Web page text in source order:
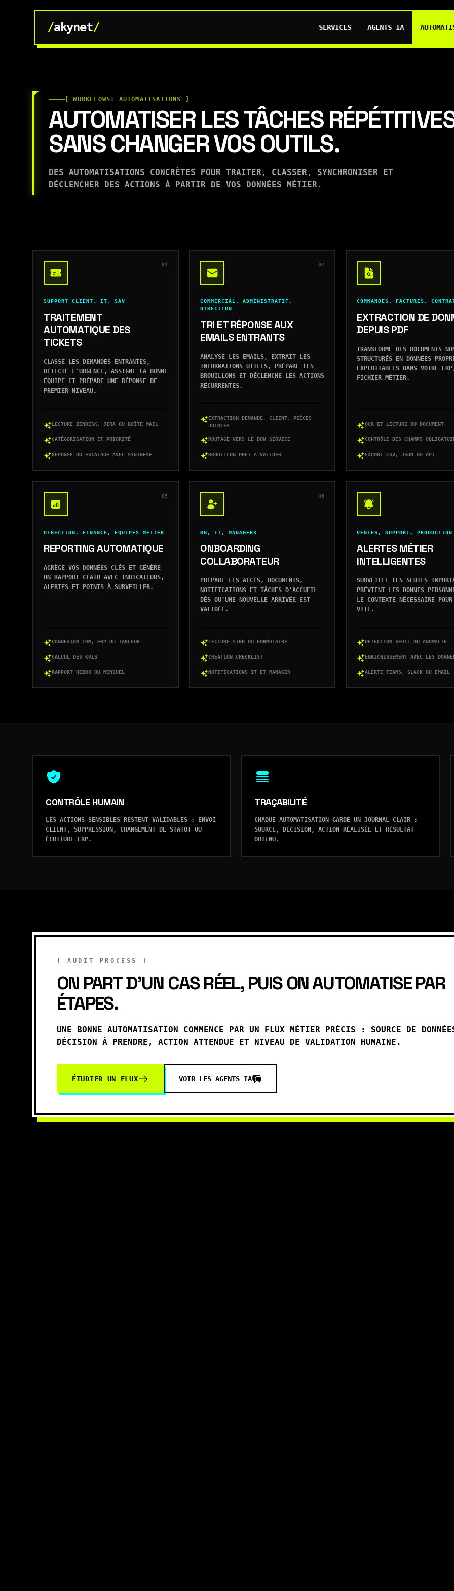
/akynet/ SERVICES AGENTS IA
[ WORKFLOWS: AUTOMATISATIONS ]
AUTOMATISER LES TÂCHES
SANS CHANGER VOS OUTILS.
DES AUTOMATISATIONS CONCRÈTES POUR TRAITER, CLASSER, SYNCHRONISER ET
DÉCLENCHER DES ACTIONS À PARTIR DE VOS DONNÉES MÉTIER.
01
SUPPORT CLIENT, IT, SAV
TRAITEMENT
AUTOMATIQUE DES
TICKETS
CLASSE LES DEMANDES ENTRANTES,
DÉTECTE L'URGENCE, ASSIGNE LA BONNE
ÉQUIPE ET PRÉPARE UNE RÉPONSE DE
PREMIER NIVEAU.
LECTURE ZENDESK, JIRA OU BOÎTE MAIL
CATÉGORISATION ET PRIORITÉ
RÉPONSE OU ESCALADE AVEC SYNTHÈSE
02
COMMERCIAL, ADMINISTRATIF,
DIRECTION
TRI ET RÉPONSE AUX
EMAILS ENTRANTS
ANALYSE LES EMAILS, EXTRAIT LES
INFORMATIONS UTILES, PRÉPARE LES
BROUILLONS ET DÉCLENCHE LES ACTIONS
RÉCURRENTES.
EXTRACTION DEMANDE, CLIENT, PIÈCES
JOINTES
ROUTAGE VERS LE BON SERVICE
BROUILLON PRÊT À VALIDER
COMMANDES, FACTURES,
EXTRACTION DE
DEPUIS PDF
TRANSFORME DES DOCUMENTS
STRUCTURÉS EN DONNÉES
EXPLOITABLES DANS VOTRE
FICHIER MÉTIER.
OCR ET LECTURE DU DOCUMENT
CONTRÔLE DES CHAMPS
EXPORT CSV, JSON OU API
05
DIRECTION, FINANCE, ÉQUIPES MÉTIER
REPORTING AUTOMATIQUE
AGRÈGE VOS DONNÉES CLÉS ET GÉNÈRE
UN RAPPORT CLAIR AVEC INDICATEURS,
ALERTES ET POINTS À SURVEILLER.
CONNEXION CRM, ERP OU TABLEUR
CALCUL DES KPIS
RAPPORT HEBDO OU MENSUEL
06
RH, IT, MANAGERS
ONBOARDING
COLLABORATEUR
PRÉPARE LES ACCÈS, DOCUMENTS,
NOTIFICATIONS ET TÂCHES D'ACCUEIL
DÈS QU'UNE NOUVELLE ARRIVÉE EST
VALIDÉE.
LECTURE SIRH OU FORMULAIRE
CRÉATION CHECKLIST
NOTIFICATIONS IT ET MANAGER
VENTES, SUPPORT, PRODUCTION
ALERTES MÉTIER
INTELLIGENTES
SURVEILLE LES SEUILS
PRÉVIENT LES BONNES
LE CONTEXTE NÉCESSAIRE
VITE.
DÉTECTION SEUIL OU ANOMALIE
ENRICHISSEMENT AVEC LES
ALERTE TEAMS, SLACK OU EMAIL
CONTRÔLE HUMAIN
LES ACTIONS SENSIBLES RESTENT VALIDABLES : ENVOI
CLIENT, SUPPRESSION, CHANGEMENT DE STATUT OU
ÉCRITURE ERP.
TRAÇABILITÉ
CHAQUE AUTOMATISATION GARDE UN JOURNAL CLAIR :
SOURCE, DÉCISION, ACTION RÉALISÉE ET RÉSULTAT
OBTENU.
[ AUDIT PROCESS ]
ON PART D'UN CAS RÉEL, PUIS ON AUTOMATISE PAR
ÉTAPES.
UNE BONNE AUTOMATISATION COMMENCE PAR UN FLUX MÉTIER PRÉCIS : SOURCE DE
DÉCISION À PRENDRE, ACTION ATTENDUE ET NIVEAU DE VALIDATION HUMAINE.
ÉTUDIER UN FLUX VOIR LES AGENTS IA